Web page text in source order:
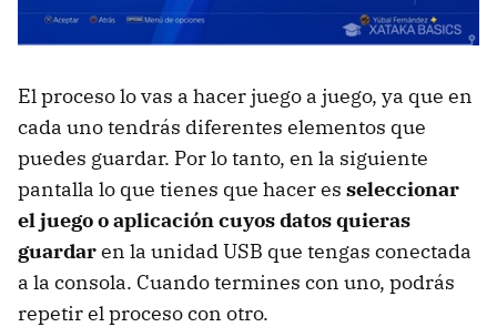
El proceso lo vas a hacer juego a juego, ya que en
cada uno tendrás diferentes elementos que
puedes guardar. Por lo tanto, en la siguiente
pantalla lo que tienes que hacer es seleccionar
el juego o aplicación cuyos datos quieras
guardaren la unidad USB que tengas conectada
a la consola. Cuando termines con uno, podrás
repetir el proceso con otro.